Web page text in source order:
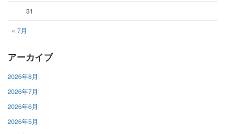
« 7月
31
アーカイブ
2026年8月
2026年7月
2026年6月
2026年5月